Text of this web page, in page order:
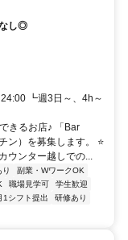
し◎
24:00 ┗週3日～、4h～
きるお店♪ 「Bar
ン）を募集します。 ⭐
ウンター越しでの...
副業・WワークOK
職場見学可
学生歓迎
1シフト提出
研修あり